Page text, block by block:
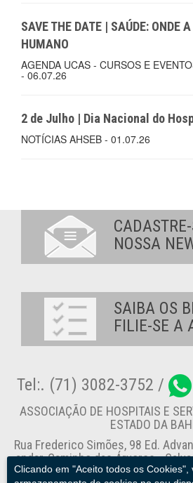
SAVE THE DATE | SAÚDE: ONDE
HUMANO
AGENDA UCAS - CURSOS E
- 06.07.26
2 de Julho | Dia Nacional do
NOTÍCIAS AHSEB - 01.07.26
Clicando em "Aceito todos os
NOSSA
SAIBA OS
FILIE-SE A
Tel:. (71) 3082-3752 /
ASSOCIAÇÃO DE HOSPITAIS E
ESTADO DA
Rua Frederico Simões, 98 Ed.
andar, Caminho das Árvores -
774